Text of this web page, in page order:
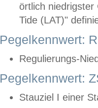
örtlich
Tide (LAT)"
Pegelkennwert:
Regulierungs-
Pegelkennwert:
Stauziel I einer